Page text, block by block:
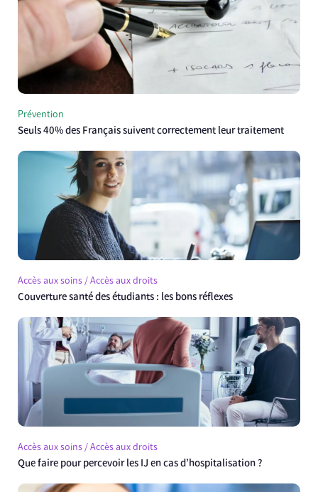
Prévention
Seuls 40% des Français suivent correctement leur traitement
Accès aux soins / Accès aux droits
Couverture santé des étudiants : les bons réflexes
Accès aux soins / Accès aux droits
Que faire pour percevoir les IJ en cas d’hospitalisation ?